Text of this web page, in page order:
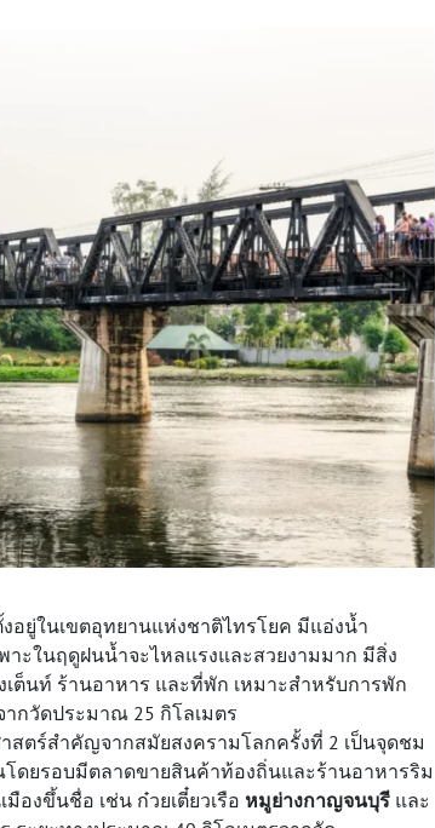
ยู่ในเขตอุทยานแห่งชาติไทรโยค มีแอ่งน้ำ
ะในฤดูฝนน้ำจะไหลแรงและสวยงามมาก มีสิ่ง
ต็นท์ ร้านอาหาร และที่พัก เหมาะสำหรับการพัก
กวัดประมาณ 25 กิโลเมตร
สตร์สำคัญจากสมัยสงครามโลกครั้งที่ 2 เป็นจุดชม
โดยรอบมีตลาดขายสินค้าท้องถิ่นและร้านอาหารริม
องขึ้นชื่อ เช่น ก๋วยเตี๋ยวเรือ หมูย่างกาญจนบุรี และ